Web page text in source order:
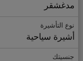
مدغشقر
نوع التأشيرة
أشيرة سياحية
جنسيتك